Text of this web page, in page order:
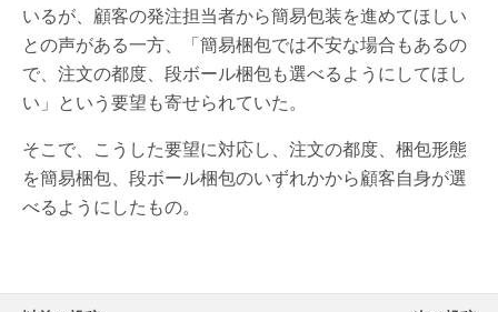
いるが、顧客の発注担当者から簡易包装を進めてほしい
との声がある一方、「簡易梱包では不安な場合もあるの
で、注文の都度、段ボール梱包も選べるようにしてほし
い」という要望も寄せられていた。
そこで、こうした要望に対応し、注文の都度、梱包形態
を簡易梱包、段ボール梱包のいずれかから顧客自身が選
べるようにしたもの。